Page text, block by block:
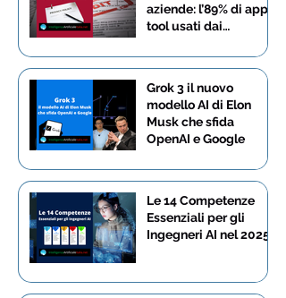
aziende: l’89% di app e
tool usati dai
controllo
Grok 3 il nuovo
modello AI di Elon
Musk che sfida
OpenAI e Google
Le 14 Competenze
Essenziali per gli
Ingegneri AI nel 2025